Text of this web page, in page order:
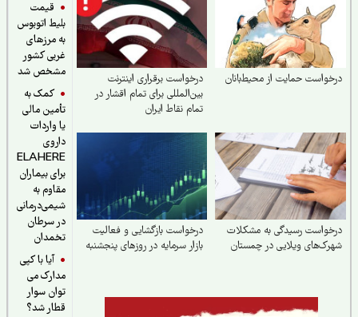
قیمت
بلیط اتوبوس
به مرزهای
غربی کشور
مشخص شد
کمک به
تأمین مالی
یا واردات
ELAHERE
برای بیماران
مقاوم به
شیمی‌درمانی
در سرطان
تخمدان
آیا با کپی
مدارک می
توان سوار
قطار شد؟
حمایت از محیط‌بانان
درخواست برقراری اینترنت
بین‌المللی برای تمام اقشار در
تمام نقاط ایران
رسیدگی به مشکلات
ویلایی در چمستان
درخواست بازگشایی و فعالیت
بازار سرمایه در روزهای پنجشنبه